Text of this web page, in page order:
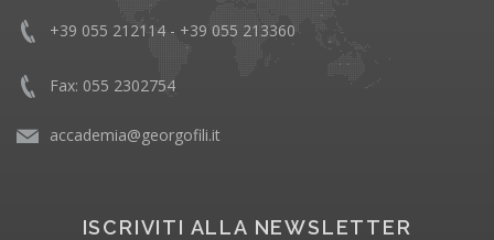
+39 055 212114 - +39 055 213360
Fax: 055 2302754
accademia@georgofili.it
ISCRIVITI ALLA NEWSLETTER